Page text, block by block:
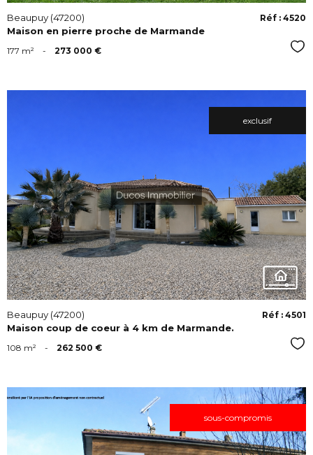
Beaupuy (47200)
Maison en pierre proche de Marmande
Réf : 4520
177 m² - 273 000 €
exclusif
VOIR
Beaupuy (47200)
Maison coup de coeur à 4 km de Marmande.
Réf : 4501
108 m² - 262 500 €
sous-compromis